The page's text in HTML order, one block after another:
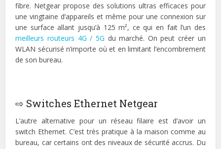
fibre. Netgear propose des solutions ultras efficaces pour
une vingtaine d’appareils et même pour une connexion sur
une surface allant jusqu’à 125 m², ce qui en fait l’un des
meilleurs routeurs 4G / 5G du marché. On peut créer un
WLAN sécurisé n’importe où et en limitant l’encombrement
de son bureau.
⇨ Switches Ethernet Netgear
L’autre alternative pour un réseau filaire est d’avoir un
switch Ethernet. C’est très pratique à la maison comme au
bureau, car certains ont des niveaux de sécurité accrus. Du